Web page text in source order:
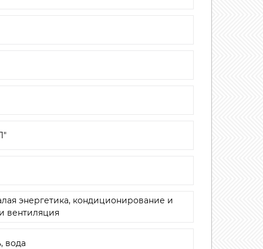
энергетика, кондиционирование и
вентиляция
вода